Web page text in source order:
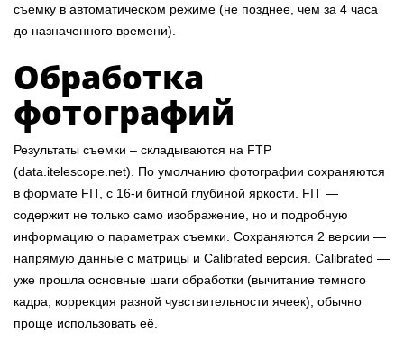
съемку в автоматическом режиме (не позднее, чем за 4 часа
до назначенного времени).
Обработка
фотографий
Результаты съемки – складываются на FTP
(data.itelescope.net). По умолчанию фотографии сохраняются
в формате FIT, с 16-и битной глубиной яркости. FIT —
содержит не только само изображение, но и подробную
информацию о параметрах съемки. Сохраняются 2 версии —
напрямую данные с матрицы и Calibrated версия. Calibrated —
уже прошла основные шаги обработки (вычитание темного
кадра, коррекция разной чувствительности ячеек), обычно
проще использовать её.